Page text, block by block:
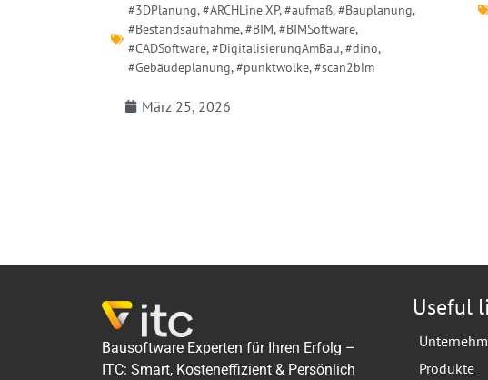
#3DPlanung,#ARCHLine.XP,#aufmaß,#Bauplanung,
#Bestandsaufnahme,#BIM,#BIMSoftware,
#CADSoftware,#DigitalisierungAmBau,#dino,
#Gebäudeplanung,#punktwolke,#scan2bim
März 25, 2026
Bausoftware Experten für Ihren Erfolg –
ITC: Smart, Kosteneffizient & Persönlich
Useful
Produkte